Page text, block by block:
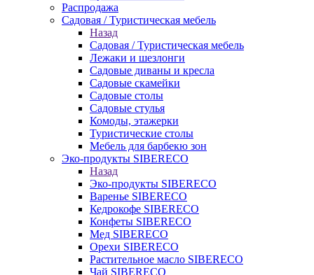
Распродажа
Садовая / Туристическая мебель
Назад
Садовая / Туристическая мебель
Лежаки и шезлонги
Садовые диваны и кресла
Садовые скамейки
Садовые столы
Садовые стулья
Комоды, этажерки
Туристические столы
Мебель для барбекю зон
Эко-продукты SIBERECO
Назад
Эко-продукты SIBERECO
Варенье SIBERECO
Кедрокофе SIBERECO
Конфеты SIBERECO
Мед SIBERECO
Орехи SIBERECO
Растительное масло SIBERECO
Чай SIBERECO